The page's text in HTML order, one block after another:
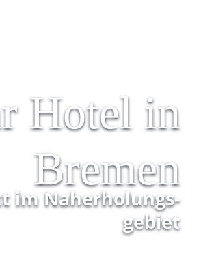
Hotel in
Bremen
im Nah­erholungs­
gebiet